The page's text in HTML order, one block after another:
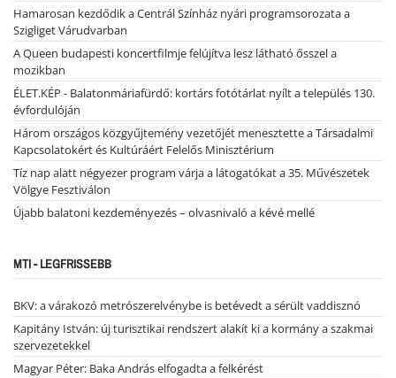
Hamarosan kezdődik a Centrál Színház nyári programsorozata a
Szigliget Várudvarban
A Queen budapesti koncertfilmje felújítva lesz látható ősszel a
mozikban
ÉLET.KÉP - Balatonmáriafürdő: kortárs fotótárlat nyílt a település 130.
évfordulóján
Három országos közgyűjtemény vezetőjét menesztette a Társadalmi
Kapcsolatokért és Kultúráért Felelős Minisztérium
Tíz nap alatt négyezer program várja a látogatókat a 35. Művészetek
Völgye Fesztiválon
Újabb balatoni kezdeményezés – olvasnivaló a kévé mellé
MTI - LEGFRISSEBB
BKV: a várakozó metrószerelvénybe is betévedt a sérült vaddisznó
Kapitány István: új turisztikai rendszert alakít ki a kormány a szakmai
szervezetekkel
Magyar Péter: Baka András elfogadta a felkérést